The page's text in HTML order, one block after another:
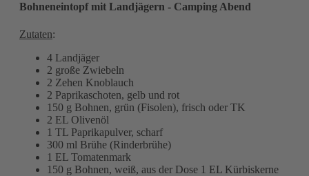
Bohneneintopf mit Landjägern - Camping Abend
Zutaten:
4 Landjäger
2 große Zwiebeln
2 Zehen Knoblauch
2 Paprikaschoten, gelb und rot
150 g Bohnen, grün (Fisolen), frisch oder TK
2 EL Olivenöl
1 TL Paprikapulver, scharf
300 ml Brühe (Rinderbrühe)
1 EL Tomatenmark
150 g Bohnen, weiß, aus der Dose 1 EL Kürbiskerne